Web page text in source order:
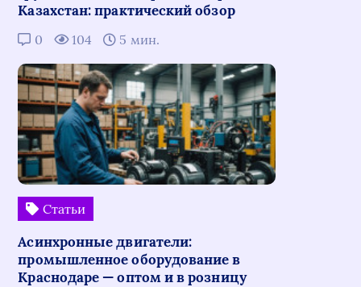
Казахстан: практический обзор
0 104 5 мин.
Статьи
Асинхронные двигатели:
промышленное оборудование в
Краснодаре — оптом и в розницу